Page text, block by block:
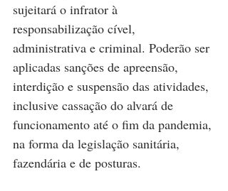
sujeitará o infrator à
responsabilização cível,
administrativa e criminal. Poderão ser
aplicadas sanções de apreensão,
interdição e suspensão das atividades,
inclusive cassação do alvará de
funcionamento até o fim da pandemia,
na forma da legislação sanitária,
fazendária e de posturas.